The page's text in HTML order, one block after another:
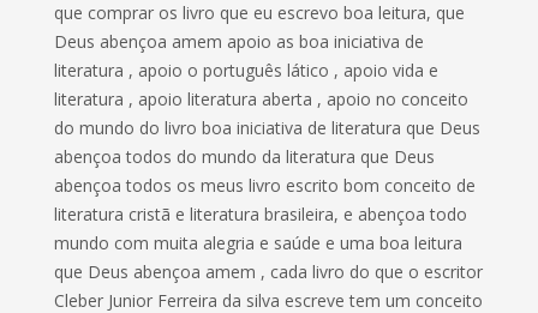
que comprar os livro que eu escrevo boa leitura, que
Deus abençoa amem apoio as boa iniciativa de
literatura , apoio o português lático , apoio vida e
literatura , apoio literatura aberta , apoio no conceito
do mundo do livro boa iniciativa de literatura que Deus
abençoa todos do mundo da literatura que Deus
abençoa todos os meus livro escrito bom conceito de
literatura cristã e literatura brasileira, e abençoa todo
mundo com muita alegria e saúde e uma boa leitura
que Deus abençoa amem , cada livro do que o escritor
Cleber Junior Ferreira da silva escreve tem um conceito